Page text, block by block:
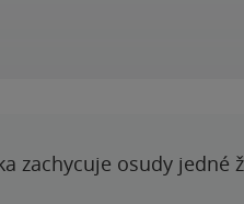
zachycuje osudy jedné